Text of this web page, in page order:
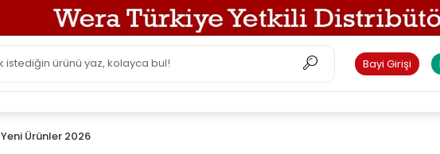
Bayi Girişi
Yeni Ürünler 2026